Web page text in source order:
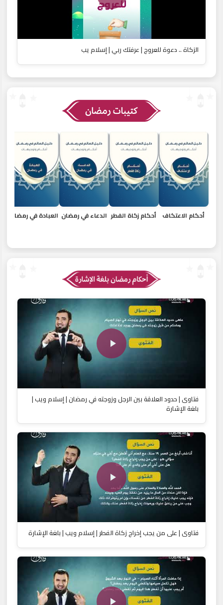
الزكاة .. دعوة للعروج | عرفتك ربي | إسلام يب
أحكام الاعتكاف أحكام زكاة الفطر الدعاء في رمضان العبادة في رمضان
فتاوى | حدود العلاقة بين الرجل وزوجته في رمضان | إسلام ويب |
بلغة الإشارة
فتاوى | على من يجب إخراج زكاة الفطر | إسلام ويب | بلغة الإشارة